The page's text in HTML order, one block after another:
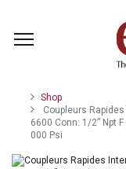
Shop
Coupleurs
6600 Conn: 1/2” Npt
000 Psi